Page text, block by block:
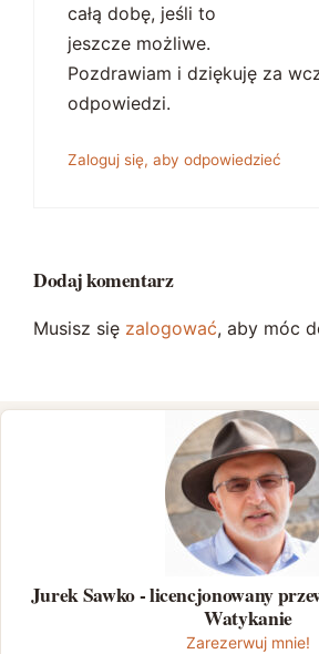
całą dobę, jeśli to
jeszcze możliwe.
Pozdrawiam i dziękuję za
odpowiedzi.
Zaloguj się, aby odpowiedzieć
Dodaj komentarz
Musisz się zalogować, aby móc
Jurek Sawko - licencjonowany
Watykanie
Zarezerwuj mnie!